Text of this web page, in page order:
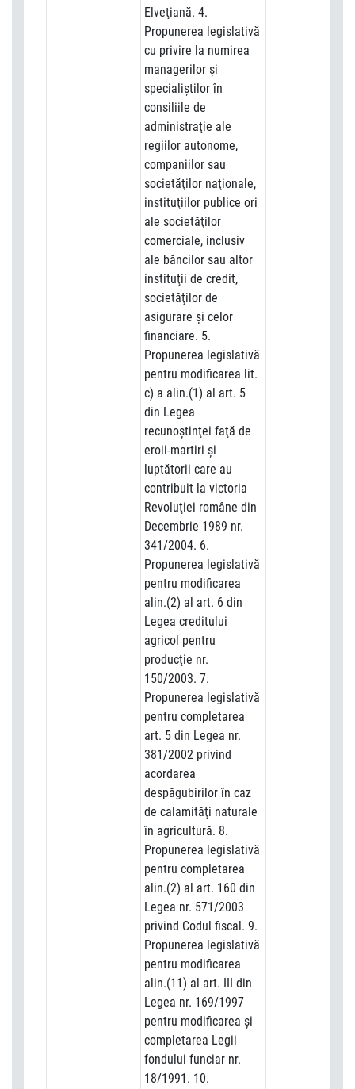
Elveţiană. 4.
Propunerea legislativă
cu privire la numirea
managerilor şi
specialiştilor în
consiliile de
administraţie ale
regiilor autonome,
companiilor sau
societăţilor naţionale,
instituţiilor publice ori
ale societăţilor
comerciale, inclusiv
ale băncilor sau altor
instituţii de credit,
societăţilor de
asigurare şi celor
financiare. 5.
Propunerea legislativă
pentru modificarea lit.
c) a alin.(1) al art. 5
din Legea
recunoştinţei faţă de
eroii-martiri şi
luptătorii care au
contribuit la victoria
Revoluţiei române din
Decembrie 1989 nr.
341/2004. 6.
Propunerea legislativă
pentru modificarea
alin.(2) al art. 6 din
Legea creditului
agricol pentru
producţie nr.
150/2003. 7.
Propunerea legislativă
pentru completarea
art. 5 din Legea nr.
381/2002 privind
acordarea
despăgubirilor în caz
de calamităţi naturale
în agricultură. 8.
Propunerea legislativă
pentru completarea
alin.(2) al art. 160 din
Legea nr. 571/2003
privind Codul fiscal. 9.
Propunerea legislativă
pentru modificarea
alin.(11) al art. III din
Legea nr. 169/1997
pentru modificarea şi
completarea Legii
fondului funciar nr.
18/1991. 10.